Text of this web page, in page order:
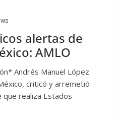
alertas de
AMLO
Andrés Manuel López
criticó y arremetió
realiza Estados